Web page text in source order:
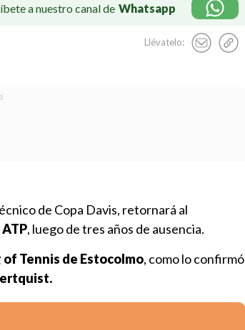
a nuestro canal de Whatsapp
Llévatelo:
de Copa Davis, retornará al
, luego de tres años de ausencia.
of Tennis de Estocolmo, como lo confirmó